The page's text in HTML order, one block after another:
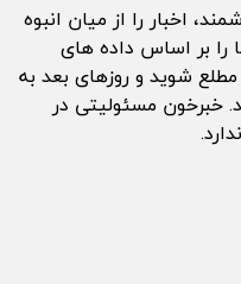
اخبار را از میان انبوه
را بر اساس داده های
شوید و روزهای بعد به
خبرخون مسئولیتی در